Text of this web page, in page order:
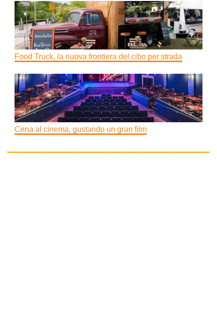
Food Truck, la nuova frontiera del cibo per strada
Cena al cinema, gustando un gran film